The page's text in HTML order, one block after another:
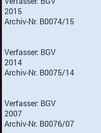
2015
Archiv-Nr. B0074/15
Verfasser: BGV
2014
Archiv-Nr. B0075/14
Verfasser: BGV
2007
Archiv-Nr. B0076/07